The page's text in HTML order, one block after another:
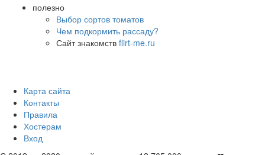
полезно
Выбор сортов томатов
Чем подкормить рассаду?
Сайт знакомств flirt-me.ru
Карта сайта
Контакты
Правила
Хостерам
Вход